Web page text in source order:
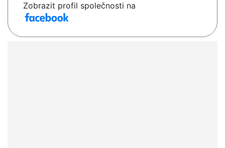
Zobrazit profil společnosti na